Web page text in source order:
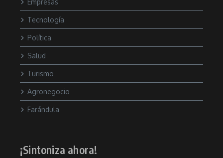
Empresas
Tecnología
Política
Salud
Turismo
Agronegocio
Farándula
¡Sintoniza ahora!